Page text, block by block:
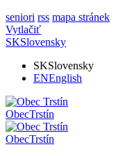
seniori rss mapa stránek
Vytlačiť
SKSlovensky
SKSlovensky
ENEnglish
ObecTrstín
ObecTrstín